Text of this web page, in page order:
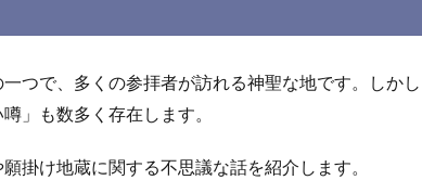
つで、多くの参拝者が訪れる神聖な地です。しかし
」も数多く存在します。
掛け地蔵に関する不思議な話を紹介します。